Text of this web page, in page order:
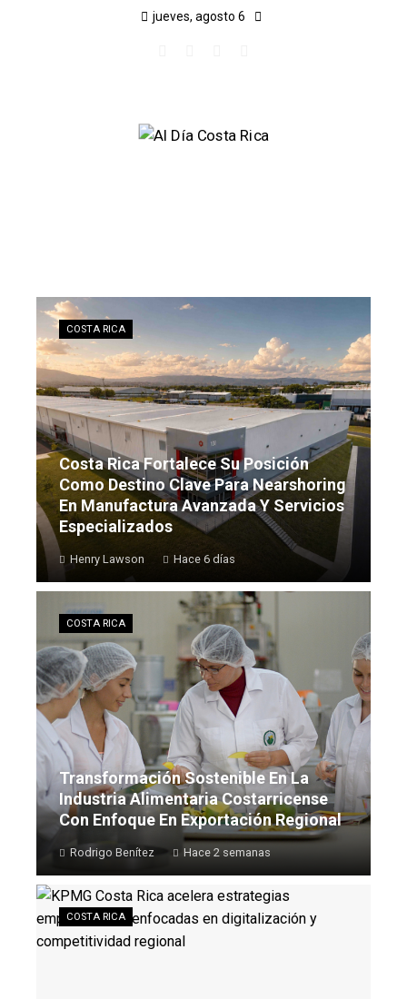
jueves, agosto 6
COSTA RICA
Costa Rica Fortalece Su Posición
Como Destino Clave Para Nearshoring
En Manufactura Avanzada Y Servicios
Especializados
Henry Lawson Hace 6 días
COSTA RICA
Transformación Sostenible En La
Industria Alimentaria Costarricense
Con Enfoque En Exportación Regional
Rodrigo Benítez Hace 2 semanas
COSTA RICA